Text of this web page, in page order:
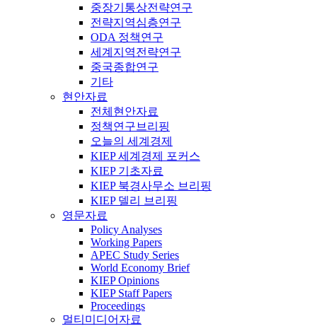
중장기통상전략연구
전략지역심층연구
ODA 정책연구
세계지역전략연구
중국종합연구
기타
현안자료
전체현안자료
정책연구브리핑
오늘의 세계경제
KIEP 세계경제 포커스
KIEP 기초자료
KIEP 북경사무소 브리핑
KIEP 델리 브리핑
영문자료
Policy Analyses
Working Papers
APEC Study Series
World Economy Brief
KIEP Opinions
KIEP Staff Papers
Proceedings
멀티미디어자료